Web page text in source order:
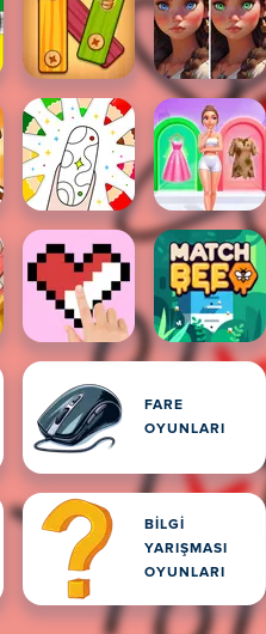
FARE
OYUNLARI
BILGI
YARIŞMASI
OYUNLARI